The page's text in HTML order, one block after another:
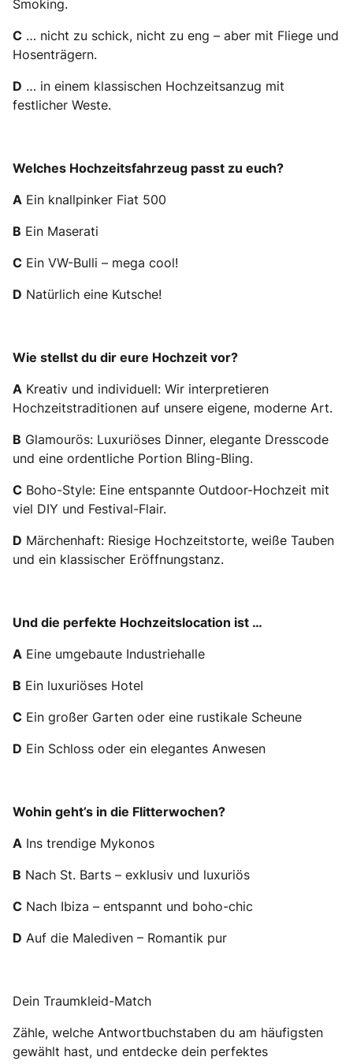
Smoking.
C … nicht zu schick, nicht zu eng – aber mit Fliege und
Hosenträgern.
D … in einem klassischen Hochzeitsanzug mit
festlicher Weste.
Welches Hochzeitsfahrzeug passt zu euch?
A Ein knallpinker Fiat 500
B Ein Maserati
C Ein VW-Bulli – mega cool!
D Natürlich eine Kutsche!
Wie stellst du dir eure Hochzeit vor?
A Kreativ und individuell: Wir interpretieren
Hochzeitstraditionen auf unsere eigene, moderne Art.
B Glamourös: Luxuriöses Dinner, elegante Dresscode
und eine ordentliche Portion Bling-Bling.
C Boho-Style: Eine entspannte Outdoor-Hochzeit mit
viel DIY und Festival-Flair.
D Märchenhaft: Riesige Hochzeitstorte, weiße Tauben
und ein klassischer Eröffnungstanz.
Und die perfekte Hochzeitslocation ist …
A Eine umgebaute Industriehalle
B Ein luxuriöses Hotel
C Ein großer Garten oder eine rustikale Scheune
D Ein Schloss oder ein elegantes Anwesen
Wohin geht’s in die Flitterwochen?
A Ins trendige Mykonos
B Nach St. Barts – exklusiv und luxuriös
C Nach Ibiza – entspannt und boho-chic
D Auf die Malediven – Romantik pur
Dein Traumkleid-Match
Zähle, welche Antwortbuchstaben du am häufigsten
gewählt hast, und entdecke dein perfektes